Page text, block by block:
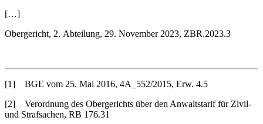
[…]
Obergericht, 2. Abteilung, 29. November 2023, ZBR.2023.3
[1] BGE vom 25. Mai 2016, 4A_552/2015, Erw. 4.5
[2] Verordnung des Obergerichts über den Anwaltstarif für Zivil-
und Strafsachen, RB 176.31